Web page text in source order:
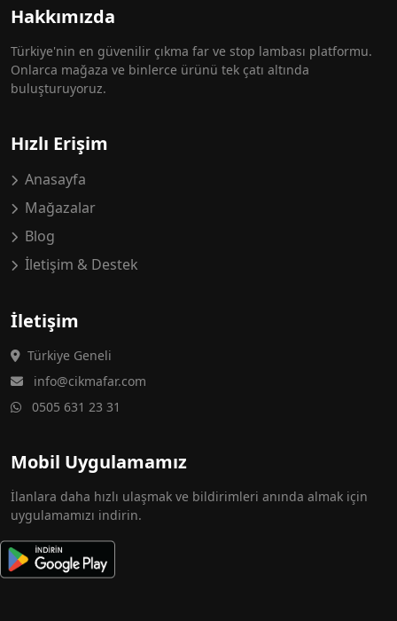
Hakkımızda
Türkiye'nin en güvenilir çıkma far ve stop lambası platformu.
Onlarca mağaza ve binlerce ürünü tek çatı altında
buluşturuyoruz.
Hızlı Erişim
Anasayfa
Mağazalar
Blog
İletişim & Destek
İletişim
Türkiye Geneli
info@cikmafar.com
0505 631 23 31
Mobil Uygulamamız
İlanlara daha hızlı ulaşmak ve bildirimleri anında almak için
uygulamamızı indirin.